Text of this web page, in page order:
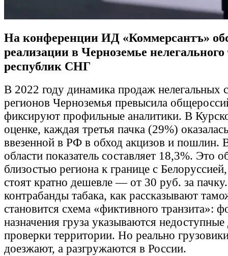
На конференции ИД «Коммерсантъ»
реализации в Черноземье нелегального
республик СНГ
В 2022 году динамика продаж нелегальных
регионов Черноземья превысила
фиксируют профильные аналитики. В
оценке, каждая третья пачка (29%)
ввезенной в РФ в обход акцизов и пошлин.
области показатель составляет 18,3%. Это
близостью региона к границе с
стоят кратно дешевле — от 30 руб. за
контрабанды табака, как рассказывают
становится схема «фиктивного транзита»:
назначения груза указываются
проверки территории. Но реально
доезжают, а разгружаются в России.